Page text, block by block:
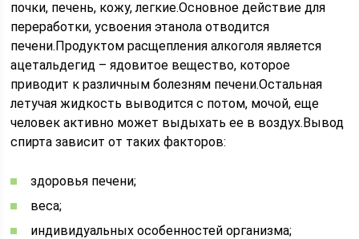
почки, печень, кожу, легкие.Основное действие для
переработки, усвоения этанола отводится
печени.Продуктом расщепления алкоголя является
ацетальдегид – ядовитое вещество, которое
приводит к различным болезням печени.Остальная
летучая жидкость выводится с потом, мочой, еще
человек активно может выдыхать ее в воздух.Вывод
спирта зависит от таких факторов:
здоровья печени;
веса;
индивидуальных особенностей организма;